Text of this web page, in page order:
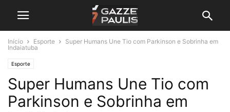
Início Esporte
Super Humans Une Tio com Parkinson e Sobrinha em
Indaiatuba
Esporte
Super Humans Une Tio com
Parkinson e Sobrinha em